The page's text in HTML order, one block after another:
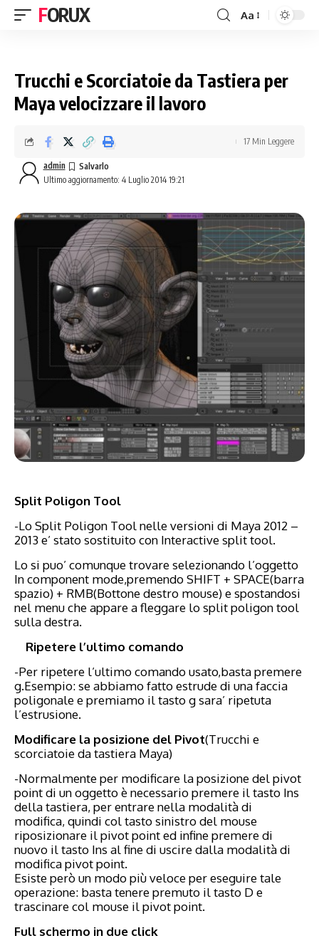
FORUX Aa
Trucchi e Scorciatoie da Tastiera per
Maya velocizzare il lavoro
Ultimo aggiornamento: 4 Luglio 2014 19:21
admin
17 Min Leggere
Split Poligon Tool
-Lo Split Poligon Tool nelle versioni di Maya 2012 –
2013 e’ stato sostituito con Interactive split tool.
Lo si puo’ comunque trovare selezionando l’oggetto
In component mode,premendo SHIFT + SPACE(barra
spazio) + RMB(Bottone destro mouse) e spostandosi
nel menu che appare a fleggare lo split poligon tool
sulla destra.
Ripetere l’ultimo comando
-Per ripetere l’ultimo comando usato,basta premere
g.Esempio: se abbiamo fatto estrude di una faccia
poligonale e premiamo il tasto g sara’ ripetuta
l’estrusione.
Modificare la posizione del Pivot(Trucchi e
scorciatoie da tastiera Maya)
-Normalmente per modificare la posizione del pivot
point di un oggetto è necessario premere il tasto Ins
della tastiera, per entrare nella modalità di
modifica, quindi col tasto sinistro del mouse
riposizionare il pivot point ed infine premere di
nuovo il tasto Ins al fine di uscire dalla modalità di
modifica pivot point.
Esiste però un modo più veloce per eseguire tale
operazione: basta tenere premuto il tasto D e
trascinare col mouse il pivot point.
Full schermo in due click